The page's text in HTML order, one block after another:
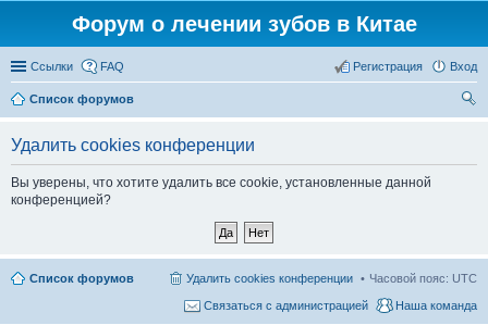
Форум о лечении зубов в Китае
Ссылки FAQ Вход
Регистрация
Список форумов
Удалить cookies конференции
Вы уверены, что хотите удалить все cookie, установленные данной
конференцией?
Список форумов Часовой пояс: UTC
Удалить cookies конференции
Наша команда
Связаться с администрацией